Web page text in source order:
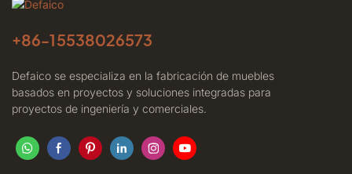
+86-15538026573
Defaico se especializa en la fabricación de muebles
basados ​​en proyectos y soluciones integradas para
proyectos de ingeniería y comerciales.